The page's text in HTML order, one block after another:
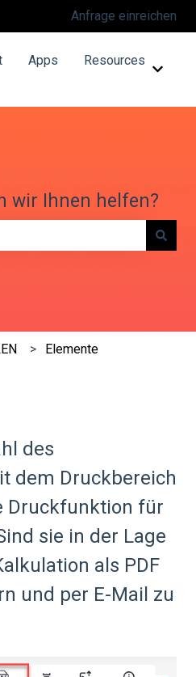
anzeigen
Anfrage einreichen
Apps
Resources
wir Ihnen helfen?
Elemente
des
dem Druckbereich
Druckfunktion für
sie in der Lage
als PDF
und per E-Mail zu